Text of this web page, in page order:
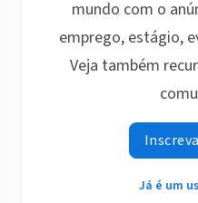
mundo com o
emprego, estágio,
Veja também
Já é um